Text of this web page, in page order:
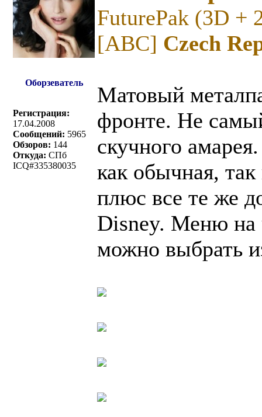
Оборзеватель
Регистрация:
17.04.2008
Сообщений: 5965
Обзоров: 144
Откуда: СПб
ICQ#335380035
FuturePak (3D +
[ABC] Czech
Матовый
фронте. Не
скучного
как обычная,
плюс все те же
Disney. Меню на
можно выбрать